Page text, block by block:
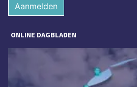
Aanmelden
ONLINE DAGBLADEN